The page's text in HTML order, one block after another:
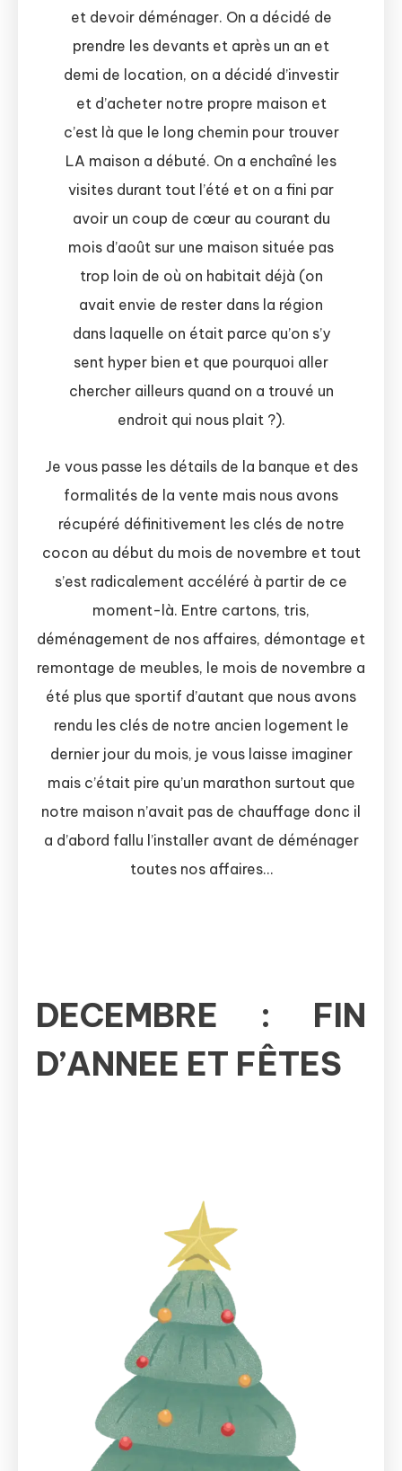
et devoir déménager. On a décidé de
prendre les devants et après un an et
demi de location, on a décidé d’investir
et d’acheter notre propre maison et
c’est là que le long chemin pour trouver
LA maison a débuté. On a enchaîné les
visites durant tout l’été et on a fini par
avoir un coup de cœur au courant du
mois d’août sur une maison située pas
trop loin de où on habitait déjà (on
avait envie de rester dans la région
dans laquelle on était parce qu’on s’y
sent hyper bien et que pourquoi aller
chercher ailleurs quand on a trouvé un
endroit qui nous plait ?).
Je vous passe les détails de la banque et des
formalités de la vente mais nous avons
récupéré définitivement les clés de notre
cocon au début du mois de novembre et tout
s’est radicalement accéléré à partir de ce
moment-là. Entre cartons, tris,
déménagement de nos affaires, démontage et
remontage de meubles, le mois de novembre a
été plus que sportif d’autant que nous avons
rendu les clés de notre ancien logement le
dernier jour du mois, je vous laisse imaginer
mais c’était pire qu’un marathon surtout que
notre maison n’avait pas de chauffage donc il
a d’abord fallu l’installer avant de déménager
toutes nos affaires…
DECEMBRE : FIN
D’ANNEE ET FÊTES